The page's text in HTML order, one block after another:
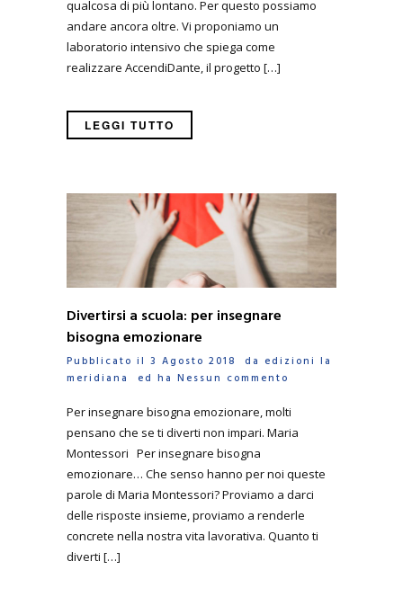
qualcosa di più lontano. Per questo possiamo
andare ancora oltre. Vi proponiamo un
laboratorio intensivo che spiega come
realizzare AccendiDante, il progetto […]
LEGGI TUTTO
Divertirsi a scuola: per insegnare
bisogna emozionare
Pubblicato il 3 Agosto 2018 da edizioni la
meridiana
ed ha Nessun commento
Per insegnare bisogna emozionare, molti
pensano che se ti diverti non impari. Maria
Montessori Per insegnare bisogna
emozionare… Che senso hanno per noi queste
parole di Maria Montessori? Proviamo a darci
delle risposte insieme, proviamo a renderle
concrete nella nostra vita lavorativa. Quanto ti
diverti […]